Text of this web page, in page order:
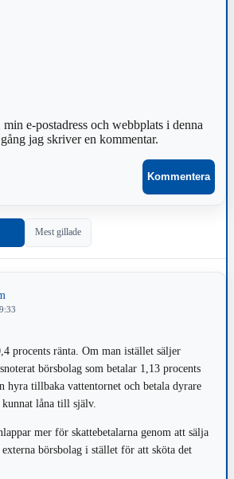
e-postadress och webbplats i denna
jag skriver en kommentar.
Mest gillade
procents ränta. Om man istället säljer
börsbolag som betalar 1,13 procents
hyra tillbaka vattentornet och betala dyrare
kunnat låna till själv.
mer för skattebetalarna genom att sälja
börsbolag i stället för att sköta det